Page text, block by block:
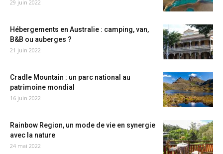
29 juin 2022
Hébergements en Australie : camping, van,
B&B ou auberges ?
21 juin 2022
Cradle Mountain : un parc national au
patrimoine mondial
16 juin 2022
Rainbow Region, un mode de vie en synergie
avec la nature
24 mai 2022